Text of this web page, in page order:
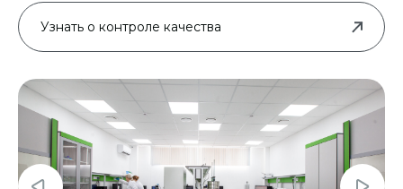
Узнать о контроле качества